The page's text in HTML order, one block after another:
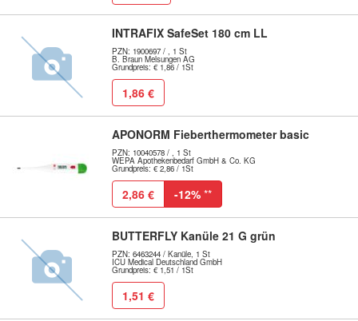
INTRAFIX SafeSet 180 cm LL
PZN: 1900697 / , 1 St
B. Braun Melsungen AG
Grundpreis: € 1,86 / 1St
1,86 €
APONORM Fieberthermometer basic
PZN: 10040578 / , 1 St
WEPA Apothekenbedarf GmbH & Co. KG
Grundpreis: € 2,86 / 1St
2,86 € -12% **
BUTTERFLY Kanüle 21 G grün
PZN: 6463244 / Kanüle, 1 St
ICU Medical Deutschland GmbH
Grundpreis: € 1,51 / 1St
1,51 €